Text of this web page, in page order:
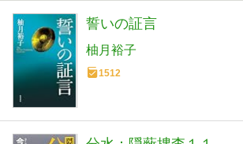
誓いの証言
柚月裕子
1512